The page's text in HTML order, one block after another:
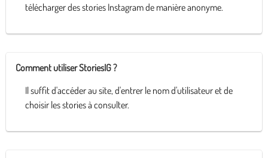
télécharger des stories Instagram de manière anonyme.
Comment utiliser StoriesIG ?
Il suffit d'accéder au site, d'entrer le nom d'utilisateur et de
choisir les stories à consulter.